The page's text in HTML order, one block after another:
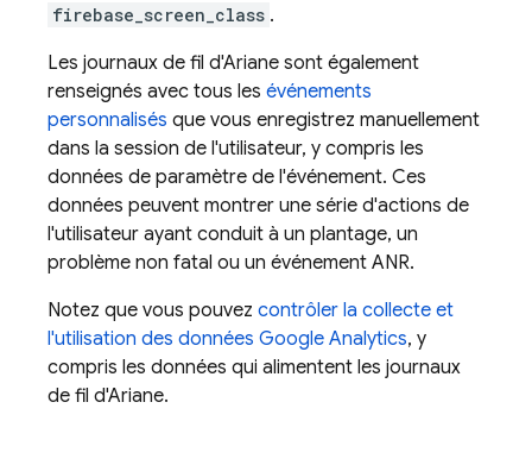
firebase_screen_class .
Les journaux de fil d'Ariane sont également
renseignés avec tous les événements
personnalisés que vous enregistrez manuellement
dans la session de l'utilisateur, y compris les
données de paramètre de l'événement. Ces
données peuvent montrer une série d'actions de
l'utilisateur ayant conduit à un plantage, un
problème non fatal ou un événement ANR.
Notez que vous pouvez contrôler la collecte et
l'utilisation des données Google Analytics, y
compris les données qui alimentent les journaux
de fil d'Ariane.